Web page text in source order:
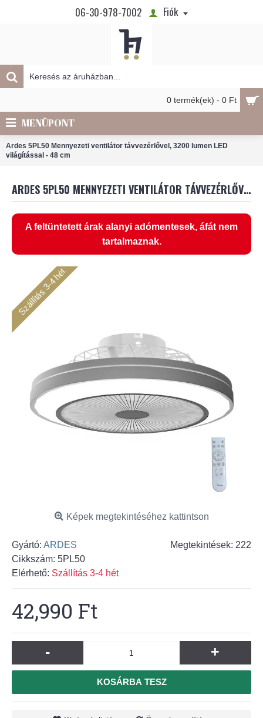
06-30-978-7002 Fiók
0 termék(ek) - 0 Ft
MENÜPONT
Ardes 5PL50 Mennyezeti ventilátor távvezérlővel, 3200 lumen LED
világítással - 48 cm
ARDES 5PL50 MENNYEZETI VENTILÁTOR TÁVVEZÉRLŐVEL, 3200 LUMEN LED VILÁGÍTÁSSAL - 48 CM
A feltüntetett árak alanyi adómentesek, áfát nem
tartalmaznak.
Szállítás 3-4 hét
Képek megtekintéséhez kattintson
Megtekintések: 222
Gyártó: ARDES
Cikkszám: 5PL50
Elérhető: Szállítás 3-4 hét
42,990 Ft
- +
KOSÁRBA TESZ